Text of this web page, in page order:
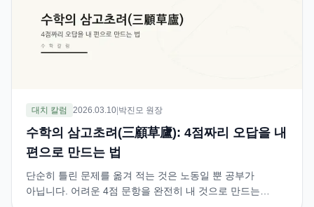
대치 칼럼 2026.03.10 박진모 원장
수학의 삼고초려(三顧草廬): 4점짜리 오답을 내
편으로 만드는 법
단순히 틀린 문제를 옮겨 적는 것은 노동일 뿐 공부가
아닙니다. 어려운 4점 문항을 완전히 내 것으로 만드는